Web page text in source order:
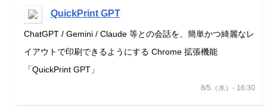
QuickPrint GPT
ChatGPT / Gemini / Claude 等との会話を、簡単かつ綺麗なレ
イアウトで印刷できるようにする Chrome 拡張機能
「QuickPrint GPT」
8/5（水）- 16:30